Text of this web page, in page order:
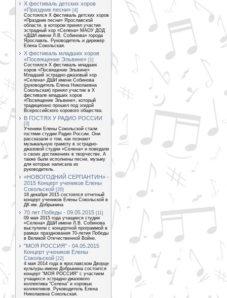
Х фестиваль детских хоров
«Праздник песни» [4]
Состоялся Х фестиваль детских хоров
«Праздник песни» Ярославской
области, в котором принял участие
эстрадный хор «Селена» МАОУ ДОД
«ДШИ имени Л.В. Собинова» города
Ярославль. Руководитель и дирижер
Елена Сокольская.
Х фестиваль младших хоров
«Посвящение Эльвине» [1]
Состоялся Х фестиваль младших
хоров «Посвящение Эльвине»
Младший эстрадно-джазовый хор
«Селена» ДШИ имени Собинова
(руководитель Елена Николаевна
Сокольская) принял участие в X
фестивале младших хоров
«Посвящение Эльвине», который
традиционно прошел под эгидой
Всероссийского хорового общества.
В ГОСТЯХ У РАДИО РОССИИ
[3]
Ученики Елены Сокольской стали
гостями студии Радио России. Они
рассказали о том, как познают
музыкальную грамоту в эстрадно-
джазовой студии «Селена» и поведали
о своих достижениях в творчестве. А
также были исполнены песни, музыку
для которых написала их
руководитель.
«НОВОГОДНИЙ СЕРПАНТИН» -
2015 Концерт учеников Елены
Сокольской [20]
18 декабря 2015 состоялся отчетный
концерт учеников Елены Сокольской в
ДК им. Добрынина
70 лет Победы - 09.05.2015 [11]
09 мая 2015 года учащиеся студии
«Селена» ДШИ имени Л.В. Собинова
выступили с концертной программой в
рамках празднования 70-летия Победы
в Великой Отечественной Войне.
"МОЯ РОССИЯ" - 04.05.2015
Концерт учеников Елены
Сокольской [22]
4 мая 2014 года в ярославском Дворце
культуры имени Добрынина состоится
концерт "МОЯ РОССИЯ" с участием
учащихся эстрадно-джазового
коллектива "Селена" и хоровых
коллективов. Руководитель Елена
Николаевна Сокольская.